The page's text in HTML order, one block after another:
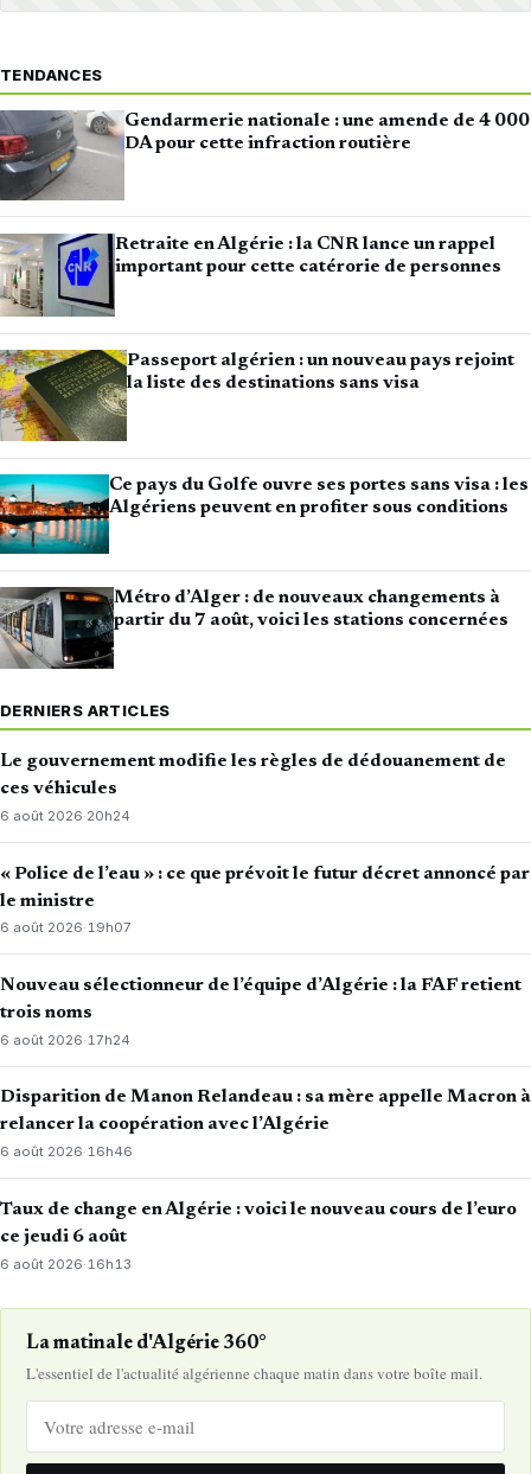
TENDANCES
Gendarmerie nationale : une amende de 4 000
DA pour cette infraction routière
Retraite en Algérie : la CNR lance un rappel
important pour cette catérorie de personnes
Passeport algérien : un nouveau pays rejoint
la liste des destinations sans visa
Ce pays du Golfe ouvre ses portes sans visa : les
Algériens peuvent en profiter sous conditions
Métro d’Alger : de nouveaux changements à
partir du 7 août, voici les stations concernées
DERNIERS ARTICLES
Le gouvernement modifie les règles de dédouanement de
ces véhicules
6 août 2026·20h24
« Police de l’eau » : ce que prévoit le futur décret annoncé par
le ministre
6 août 2026·19h07
Nouveau sélectionneur de l’équipe d’Algérie : la FAF retient
trois noms
6 août 2026· 17h24
Disparition de Manon Relandeau : sa mère appelle Macron à
relancer la coopération avec l’Algérie
6 août 2026·16h46
Taux de change en Algérie : voici le nouveau cours de l’euro
ce jeudi 6 août
6 août 2026· 16h13
La matinale d'Algérie 360°
L'essentiel de l'actualité algérienne chaque matin dans votre boîte mail.